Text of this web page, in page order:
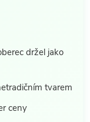
držel jako
tvarem
ceny